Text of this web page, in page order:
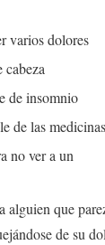
varios dolores
de insomnio
de las medicinas
no ver a un
alguien que
de su